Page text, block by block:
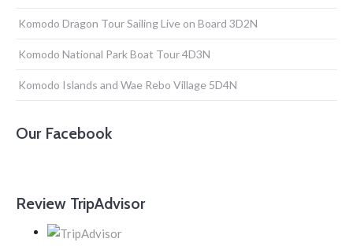
Komodo Dragon Tour Sailing Live on Board 3D2N
Komodo National Park Boat Tour 4D3N
Komodo Islands and Wae Rebo Village 5D4N
Our Facebook
Review TripAdvisor